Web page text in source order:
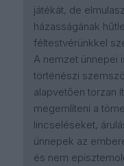
játékát, de
házasságának
féltestvérünkkel
A nemzet ünnepei
történészi
alapvetően torzan
megemlíteni a
lincseléseket,
ünnepek az
és nem